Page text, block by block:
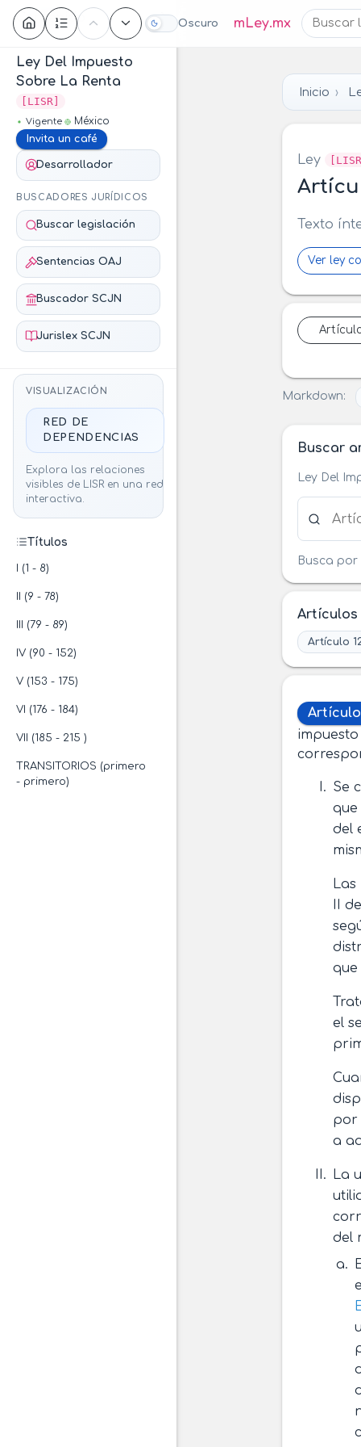
Oscuro mLey.mx
Contenido
Ley Del Impuesto
Sobre La Renta
[LISR]
Vigente
México
Invita un café
Desarrollador
BUSCADORES JURÍDICOS
Buscar legislación
Sentencias OAJ
Buscador SCJN
Jurislex SCJN
VISUALIZACIÓN
RED DE
DEPENDENCIAS
Explora las relaciones
visibles de LISR en una red
interactiva.
Títulos
I (1 - 8)
II (9 - 78)
III (79 - 89)
IV (90 - 152)
V (153 - 175)
VI (176 - 184)
VII (185 - 215 )
TRANSITORIOS (primero
- primero)
Inicio
Ley
Texto
Ver ley
Markdown:
Buscar
Ley Del
Busca
Artículos
Artículo
Artículo
Se
que
del
II
que
el
por
a
La
del